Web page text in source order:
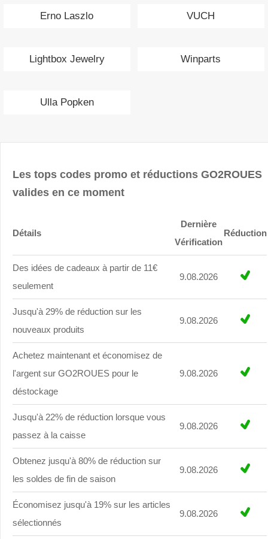
Erno Laszlo VUCH
Lightbox Jewelry Winparts
Ulla Popken
Les tops codes promo et réductions GO2ROUES
valides en ce moment
Détails
Dernière
Vérification
Réduction
Des idées de cadeaux à partir de 11€
seulement
9.08.2026
Jusqu'à 29% de réduction sur les
nouveaux produits
9.08.2026
Achetez maintenant et économisez de
l'argent sur GO2ROUES pour le
déstockage
9.08.2026
Jusqu'à 22% de réduction lorsque vous
passez à la caisse
9.08.2026
Obtenez jusqu'à 80% de réduction sur
les soldes de fin de saison
9.08.2026
Économisez jusqu'à 19% sur les articles
sélectionnés
9.08.2026